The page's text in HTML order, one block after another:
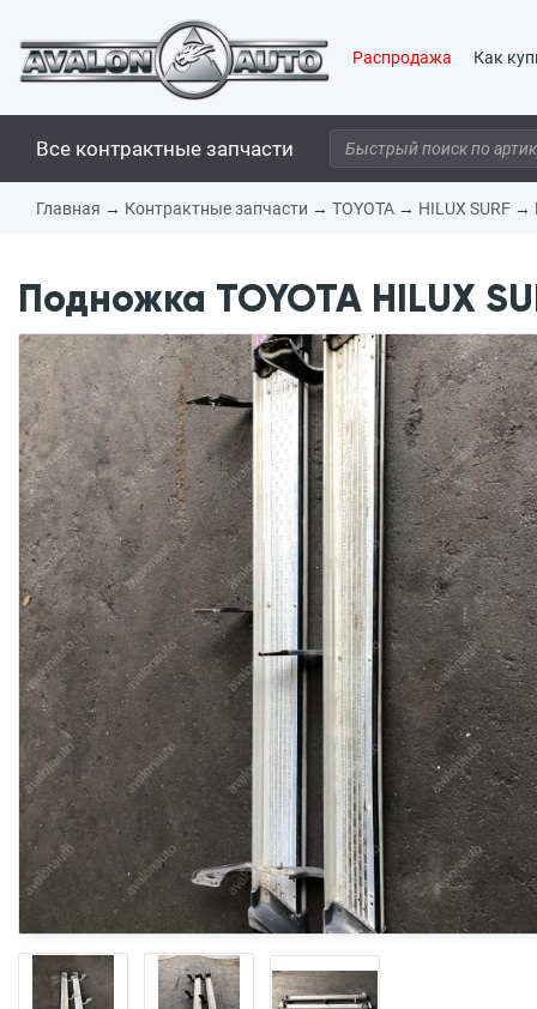
Распродажа Как
Все контрактные запчасти
Главная → Контрактные запчасти → TOYOTA → HILUX SURF →
Подножка TOYOTA HILUX